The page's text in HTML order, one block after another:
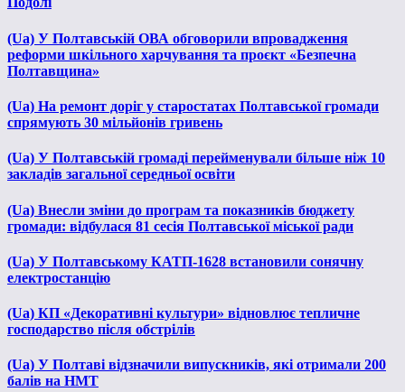
(Ua) У Полтавській ОВА обговорили впровадження
реформи шкільного харчування та проєкт «Безпечна
Полтавщина»
(Ua) На ремонт доріг у старостатах Полтавської громади
спрямують 30 мільйонів гривень
(Ua) У Полтавській громаді перейменували більше ніж 10
закладів загальної середньої освіти
(Ua) Внесли зміни до програм та показників бюджету
громади: відбулася 81 сесія Полтавської міської ради
(Ua) У Полтавському КАТП-1628 встановили сонячну
електростанцію
(Ua) КП «Декоративні культури» відновлює тепличне
господарство після обстрілів
(Ua) У Полтаві відзначили випускників, які отримали 200
балів на НМТ